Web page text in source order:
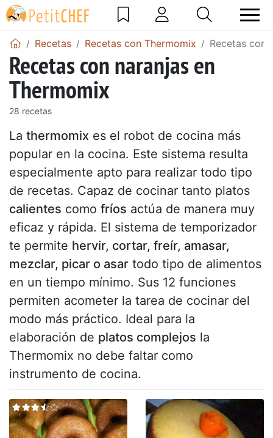
Recetas Recetas con Thermomix Recetas con
Recetas con naranjas en
Thermomix
28 recetas
La thermomix es el robot de cocina más
popular en la cocina. Este sistema resulta
especialmente apto para realizar todo tipo
de recetas. Capaz de cocinar tanto platos
calientes como fríos actúa de manera muy
eficaz y rápida. El sistema de temporizador
te permite hervir, cortar, freír, amasar,
mezclar, picar o asar todo tipo de alimentos
en un tiempo mínimo. Sus 12 funciones
permiten acometer la tarea de cocinar del
modo más práctico. Ideal para la
elaboración de platos complejos la
Thermomix no debe faltar como
instrumento de cocina.